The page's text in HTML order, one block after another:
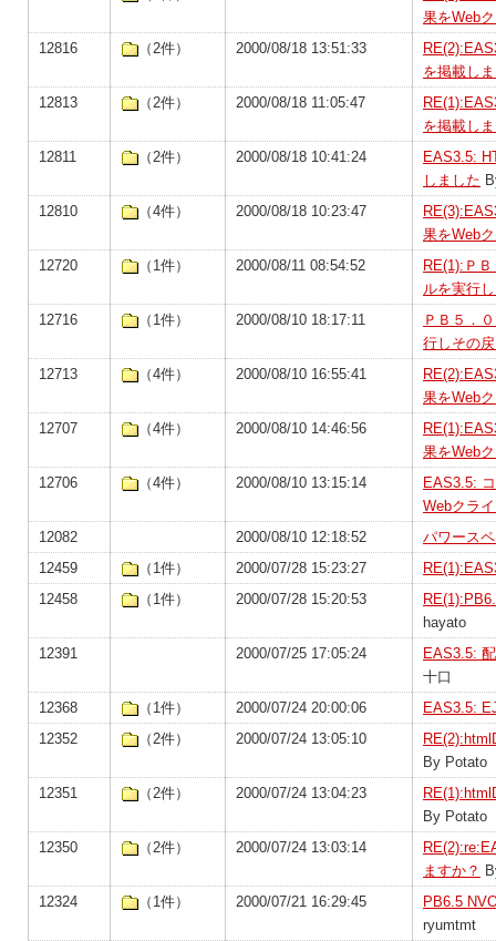
果をWeb
12816
（2件） 2000/08/18 13:51:33
を掲載し
12813
（2件） 2000/08/18 11:05:47
を掲載し
12811
（2件） 2000/08/18 10:41:24
EAS3.5:
しました
12810
（4件） 2000/08/18 10:23:47
果をWeb
12720
（1件） 2000/08/11 08:54:52
RE(1):Ｐ
ルを実行
12716
（1件） 2000/08/10 18:17:11
ＰＢ５．
行しその
12713
（4件） 2000/08/10 16:55:41
果をWeb
12707
（4件） 2000/08/10 14:46:56
果をWeb
12706
（4件） 2000/08/10 13:15:14
EAS3.5:
Webクラ
12082
2000/08/10 12:18:52
パワース
12459
（1件） 2000/07/28 15:23:27
12458
（1件） 2000/07/28 15:20:53
hayato
12391
2000/07/25 17:05:24
EAS3.5:
十口
12368
（1件） 2000/07/24 20:00:06
EAS3.5:
12352
（2件） 2000/07/24 13:05:10
By Potato
12351
（2件） 2000/07/24 13:04:23
By Potato
12350
（2件） 2000/07/24 13:03:14
ますか？
12324
（1件） 2000/07/21 16:29:45
PB6.5
ryumtmt